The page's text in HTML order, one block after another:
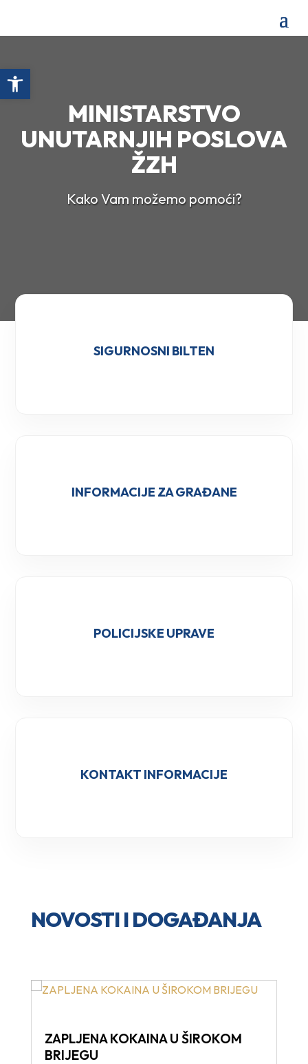
MINISTARSTVO
UNUTARNJIH POSLOVA
ŽZH
Kako Vam možemo pomoći?
SIGURNOSNI BILTEN
INFORMACIJE ZA GRAĐANE
POLICIJSKE UPRAVE
KONTAKT INFORMACIJE
NOVOSTI I DOGAĐANJA
ZAPLJENA KOKAINA U ŠIROKOM
BRIJEGU
Open toolbar